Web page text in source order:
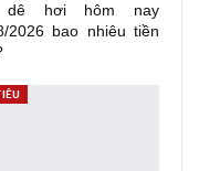
dê hơi hôm nay
2026 bao nhiêu tiền